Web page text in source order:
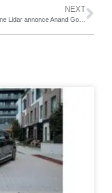
NEXT
Velodyne Lidar annonce Anand Gopalan, son nouveau PDG